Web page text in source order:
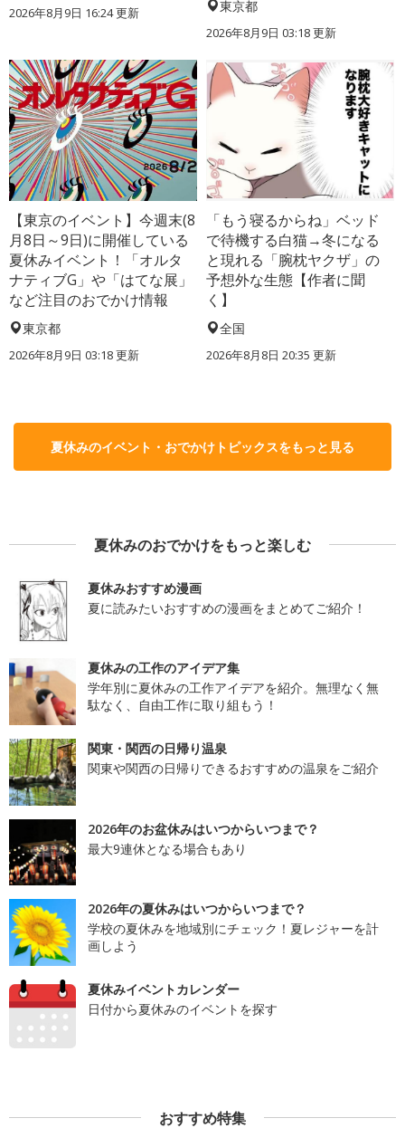
2026年8月9日 16:24更新 東京都
2026年8月9日 03:18更新
【東京のイベント】今週末(8
月8日～9日)に開催している
夏休みイベント！「オルタ
ナティブG」や「はてな展」
など注目のおでかけ情報
東京都
2026年8月9日 03:18更新
「もう寝るからね」ベッド
で待機する白猫→冬になる
と現れる「腕枕ヤクザ」の
予想外な生態【作者に聞
く】
全国
2026年8月8日 20:35 更新
夏休みのイベント・おでかけトピックスをもっと見る
夏休みのおでかけをもっと楽しむ
夏休みおすすめ漫画
夏に読みたいおすすめの漫画をまとめてご紹介！
夏休みの工作のアイデア集
学年別に夏休みの工作アイデアを紹介。無理なく無
駄なく、自由工作に取り組もう！
関東・関西の日帰り温泉
関東や関西の日帰りできるおすすめの温泉をご紹介
2026年のお盆休みはいつからいつまで？
最大9連休となる場合もあり
2026年の夏休みはいつからいつまで？
学校の夏休みを地域別にチェック！夏レジャーを計
画しよう
夏休みイベントカレンダー
日付から夏休みのイベントを探す
おすすめ特集